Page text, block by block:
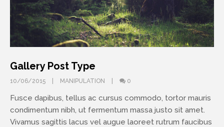
Gallery Post Type
10/06/2015 MANIPULATION 0
Fusce dapibus, tellus ac cursus commodo, tortor mauris
condimentum nibh, ut fermentum massa justo sit amet.
Vivamus sagittis lacus vel augue laoreet rutrum faucibus